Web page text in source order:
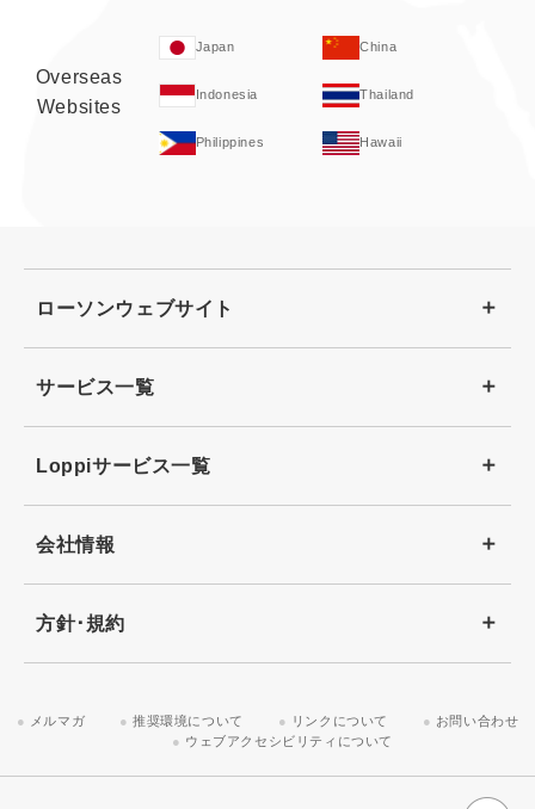
Overseas
Websites
Japan China
Indonesia Thailand
Philippines Hawaii
ローソンウェブサイト
サービス一覧
Loppiサービス一覧
会社情報
方針･規約
メルマガ 推奨環境について リンクについて
お問い合わせ
ウェブアクセシビリティについて